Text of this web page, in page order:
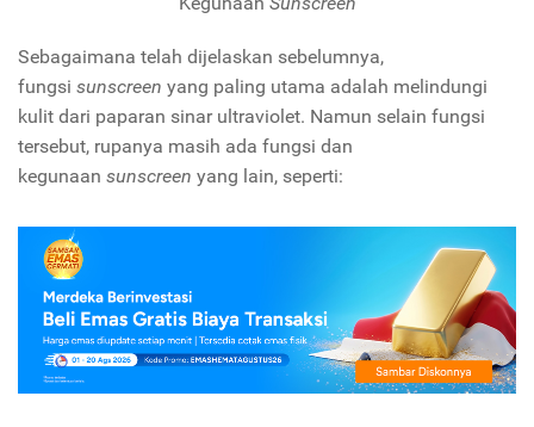
Sebagaimana telah dijelaskan sebelumnya,
fungsi sunscreen yang paling utama adalah melindungi
kulit dari paparan sinar ultraviolet. Namun selain fungsi
tersebut, rupanya masih ada fungsi dan
kegunaan sunscreen yang lain, seperti: